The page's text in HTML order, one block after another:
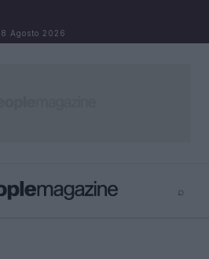
8 Agosto 2026
⌕